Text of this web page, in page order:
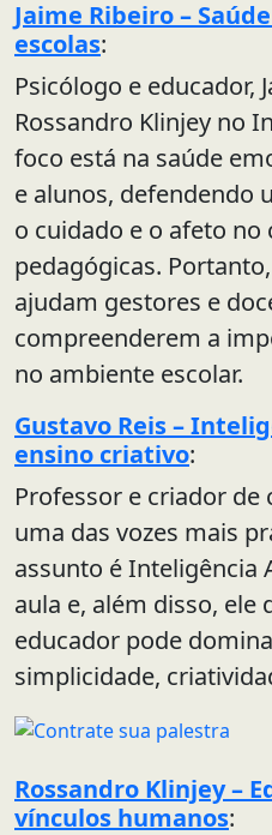
Jaime Ribeiro –
escolas:
Psicólogo e educador,
Rossandro Klinjey no
foco está na saúde
e alunos, defendendo
o cuidado e o afeto no
pedagógicas.
ajudam gestores e
compreenderem a
no ambiente escolar.
Gustavo Reis –
ensino criativo:
Professor e criador de
uma das vozes mais
assunto é Inteligência
aula e, além disso, ele
educador pode
simplicidade,
Rossandro Klinjey –
vínculos humanos: